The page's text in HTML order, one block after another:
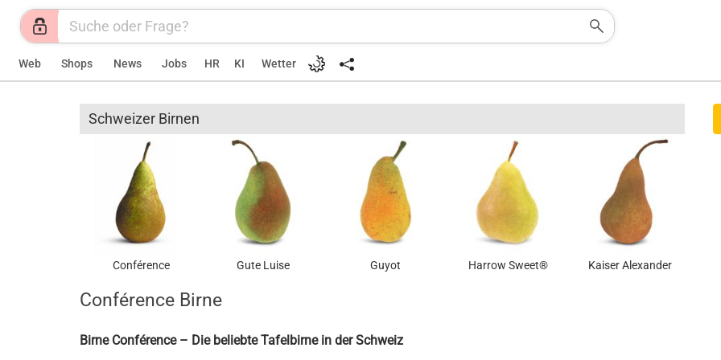
Web Shops News Jobs HR KI Wetter
Schweizer Birnen
Conférence Gute Luise Guyot Harrow Sweet® Kaiser Alexander
Conférence Birne
Birne Conférence – Die beliebte Tafelbirne in der Schweiz